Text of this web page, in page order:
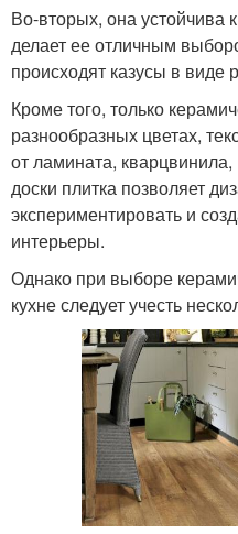
Во-вторых, она устойчива
делает ее отличным
происходят казусы в виде
Кроме того, только
разнообразных цветах,
от ламината,
доски плитка позволяет
экспериментировать и
интерьеры.
Однако при выборе
кухне следует учесть